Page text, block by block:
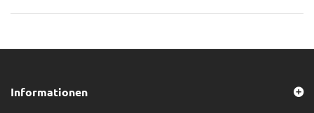
Informationen